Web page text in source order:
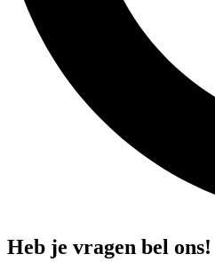
Heb je vragen bel ons!